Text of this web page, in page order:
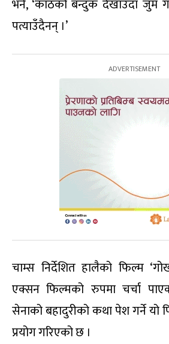
भने, ‘काठको बन्दुक देखाउँदा जुम
पत्याउँदैनन् ।’
चाम्स निर्देशित हालैको फिल्म
एक्सन फिल्मको रुपमा चर्चा
सेनाको बहादुरीको कथा पेश गर्ने यो
प्रयोग गरिएको छ ।